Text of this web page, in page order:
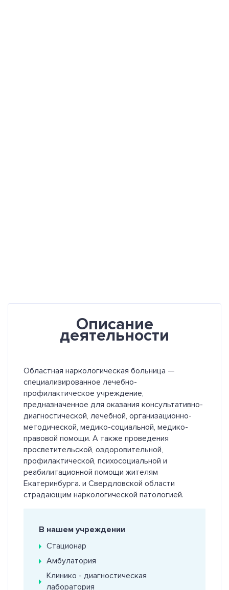
Описание
деятельности
Областная наркологическая больница —
специализированное лечебно-
профилактическое учреждение,
предназначенное для оказания консультативно-
диагностической, лечебной, организационно-
методической, медико-социальной, медико-
правовой помощи. А также проведения
просветительской, оздоровительной,
профилактической, психосоциальной и
реабилитационной помощи жителям
Екатеринбурга. и Свердловской области
страдающим наркологической патологией.
В нашем учреждении
Стационар
Амбулатория
Клинико - диагностическая
лаборатория